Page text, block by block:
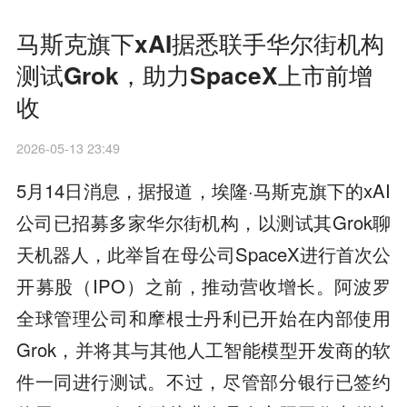
马斯克旗下xAI据悉联手华尔街机构
测试Grok，助力SpaceX上市前增
收
2026-05-13 23:49
5月14日消息，据报道，埃隆·马斯克旗下的xAI
公司已招募多家华尔街机构，以测试其Grok聊
天机器人，此举旨在母公司SpaceX进行首次公
开​​募股（IPO）之前，推动营收增长。阿波罗
全球管理公司和摩根士丹利已开始在内部使用
Grok，并将其与其他人工智能模型开发商的软
件一同进行测试。不过，尽管部分银行已签约